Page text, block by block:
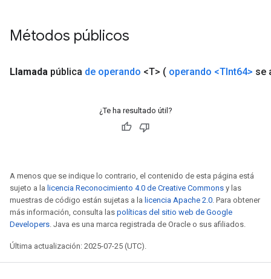
Métodos públicos
Llamada pública de operando <T> ( operando <TInt64> se
¿Te ha resultado útil?
A menos que se indique lo contrario, el contenido de esta página está
sujeto a la licencia Reconocimiento 4.0 de Creative Commons y las
muestras de código están sujetas a la licencia Apache 2.0. Para obtener
más información, consulta las políticas del sitio web de Google
Developers. Java es una marca registrada de Oracle o sus afiliados.
Última actualización: 2025-07-25 (UTC).